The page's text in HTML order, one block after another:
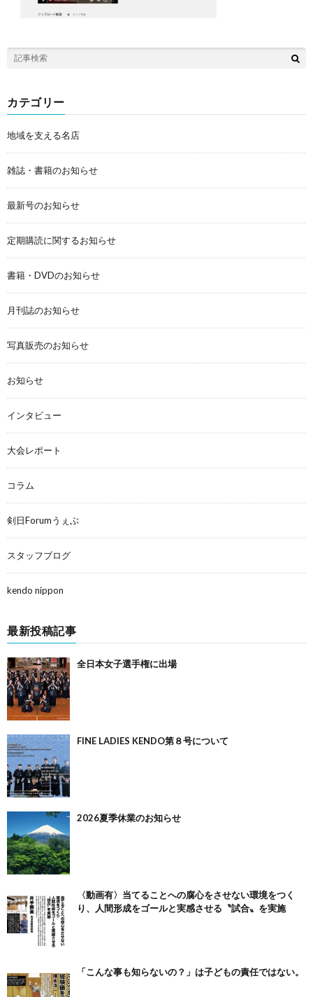
カテゴリー
地域を支える名店
雑誌・書籍のお知らせ
最新号のお知らせ
定期購読に関するお知らせ
書籍・DVDのお知らせ
月刊誌のお知らせ
写真販売のお知らせ
お知らせ
インタビュー
大会レポート
コラム
剣日Forumうぇぶ
スタッフブログ
kendo nippon
最新投稿記事
全日本女子選手権に出場
FINE LADIES KENDO第８号について
2026夏季休業のお知らせ
〈動画有〉当てることへの腐心をさせない環境をつく
り、人間形成をゴールと実感させる〝試合〟を実施
「こんな事も知らないの？」は子どもの責任ではない。